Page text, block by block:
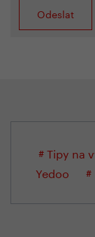
# Tipy na
Yedoo